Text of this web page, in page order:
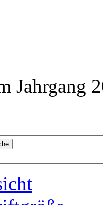
Jahrgang